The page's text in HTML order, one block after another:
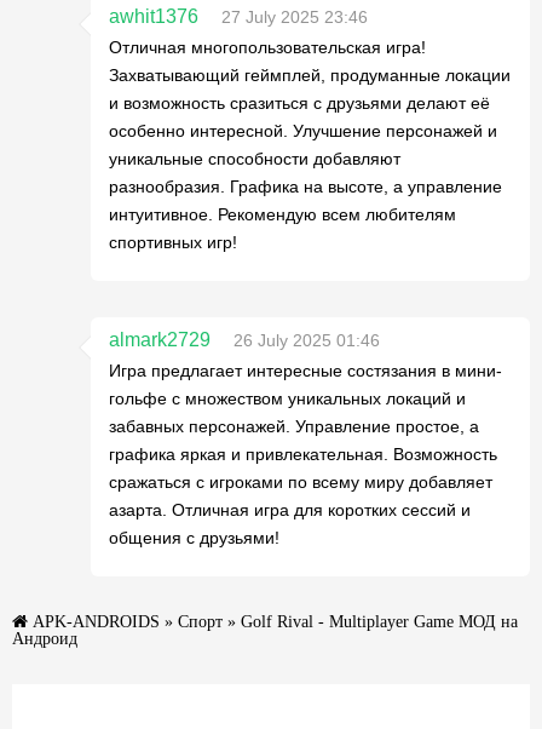
awhit1376
27 July 2025 23:46
Отличная многопользовательская игра!
Захватывающий геймплей, продуманные локации
и возможность сразиться с друзьями делают её
особенно интересной. Улучшение персонажей и
уникальные способности добавляют
разнообразия. Графика на высоте, а управление
интуитивное. Рекомендую всем любителям
спортивных игр!
almark2729
26 July 2025 01:46
Игра предлагает интересные состязания в мини-
гольфе с множеством уникальных локаций и
забавных персонажей. Управление простое, а
графика яркая и привлекательная. Возможность
сражаться с игроками по всему миру добавляет
азарта. Отличная игра для коротких сессий и
общения с друзьями!
APK-ANDROIDS » Спорт » Golf Rival - Multiplayer Game МОД на
Андроид